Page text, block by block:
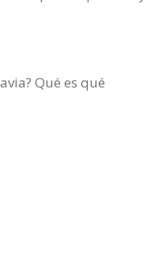
Qué es qué